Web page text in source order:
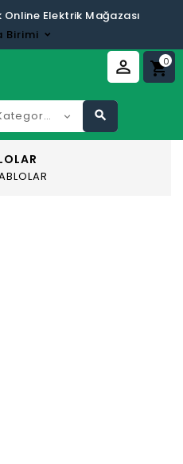
Online Elektrik Mağazası
Birimi
search
perm_identity shopping_cart
0